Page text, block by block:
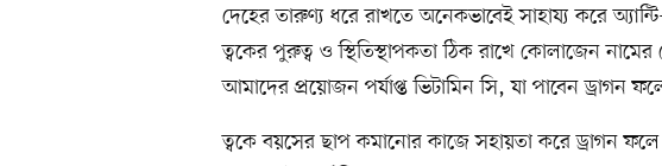
দেহের তারুণ্য ধরে রাখতে অনেকভাবেই সাহায্য করে
ত্বকের পুরুত্ব ও স্থিতিস্থাপকতা ঠিক রাখে কোলাজেন
আমাদের প্রয়োজন পর্যাপ্ত ভিটামিন সি, যা পাবেন ড্রাগন
ত্বকে বয়সের ছাপ কমানোর কাজে সহায়তা করে ড্রাগন ফলে